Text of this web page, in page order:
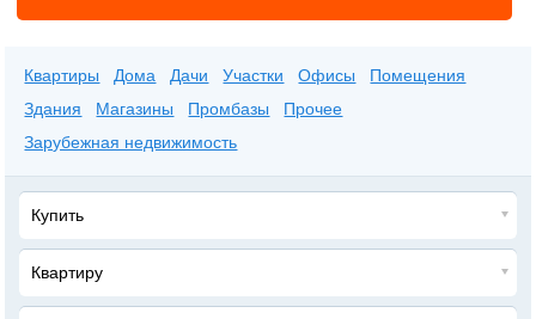
Квартиры Дома Дачи Участки Офисы
Помещения
Здания
Магазины Промбазы
Прочее
Зарубежная недвижимость
Купить
Квартиру